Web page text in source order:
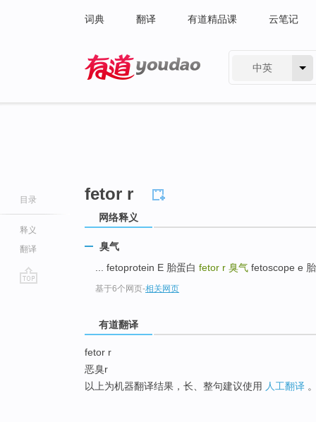
词典 翻译 有道精品课 云笔记
中英
目录
释义
翻译
fetor r
网络释义
臭气
... fetoprotein E 胎蛋白 fetor r 臭气 fetoscope e
基于6个网页-相关网页
有道翻译
fetor r
恶臭r
以上为机器翻译结果，长、整句建议使用 人工翻译